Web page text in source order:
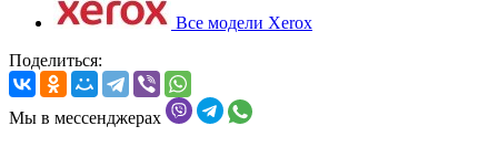
Все модели Xerox
Поделиться:
Мы в мессенджерах